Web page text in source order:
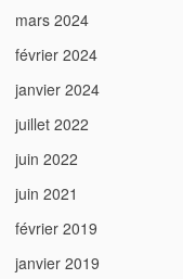
mars 2024
février 2024
janvier 2024
juillet 2022
juin 2022
juin 2021
février 2019
janvier 2019